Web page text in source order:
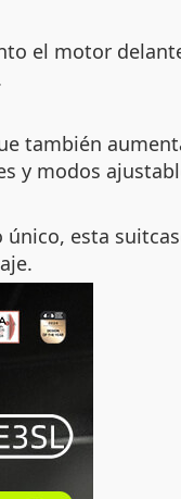
el motor
también
y modos
esta